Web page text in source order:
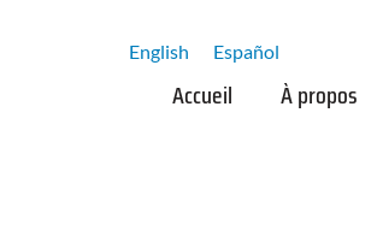
English Español
Accueil À propos